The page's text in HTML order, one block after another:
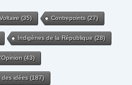
(35) Contrepoints(27)
Indigènes de la République (28)
(43)
des idées(187)